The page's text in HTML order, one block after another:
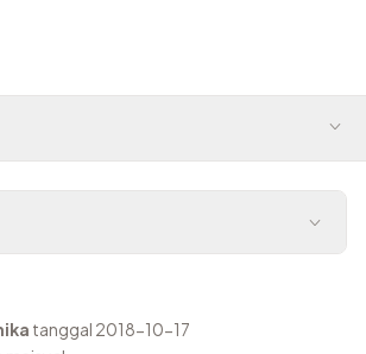
tanggal 2018-10-17